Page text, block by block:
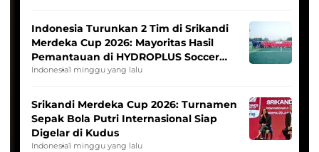
Indonesia Turunkan 2 Tim di Srikandi
Merdeka Cup 2026: Mayoritas Hasil
Pemantauan di HYDROPLUS Soccer
League
Indonesia1 minggu yang lalu
Srikandi Merdeka Cup 2026: Turnamen
Sepak Bola Putri Internasional Siap
Digelar di Kudus
Indonesia1 minggu yang lalu